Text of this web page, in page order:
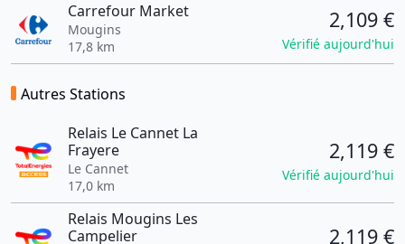
Carrefour Market
Mougins
17,8 km
2,109 €
Vérifié aujourd'hui
Autres Stations
Relais Le Cannet La
Frayere
Le Cannet
17,0 km
2,119 €
Vérifié aujourd'hui
Relais Mougins Les
Campelier
2,119 €